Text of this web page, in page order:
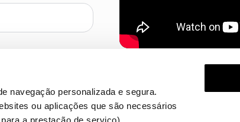
navegação personalizada e segura.
ou aplicações que são necessários